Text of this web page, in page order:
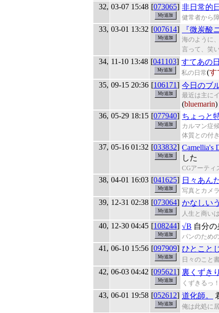
32, 03-07 15:48 [073065] 非日常的
健常者から
33, 03-01 13:32 [007614] 『微炭
海のように
言って、笑
34, 11-10 13:48 [041103] すてあの
私の日常(す
35, 09-15 20:36 [106171] 今日のブ
最近は主に
(bluemarin)
36, 05-29 18:15 [077940] ちょっと
カルマン症
体質との付
37, 05-16 01:32 [033832] Camellia's
した
CGアーティ
38, 04-01 16:03 [041625] 日々あん
写真とカメ
39, 12-31 02:38 [073064] かなしい
人生と商い
40, 12-30 04:45 [108244] √B 自分
パンのため
41, 06-10 15:56 [097909] ひとこと
日々のこと
42, 06-03 04:42 [095621] 裏くずき
くずきるっ
43, 06-01 19:58 [052612] 道化師。
俺は此処に